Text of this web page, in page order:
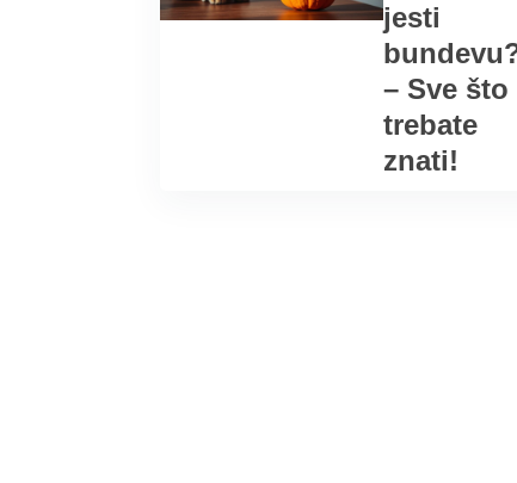
jesti
– Sve što
trebate
znati!